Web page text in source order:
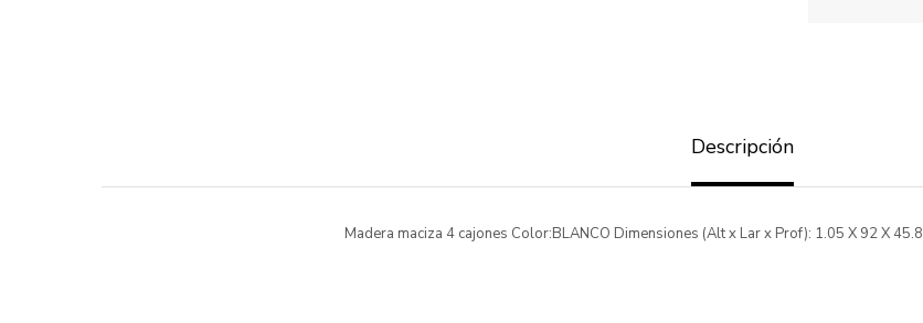
Descripción
Madera maciza 4 cajones Color:BLANCO Dimensiones (Alt x Lar x Prof): 1.05 X 92 X 45.8